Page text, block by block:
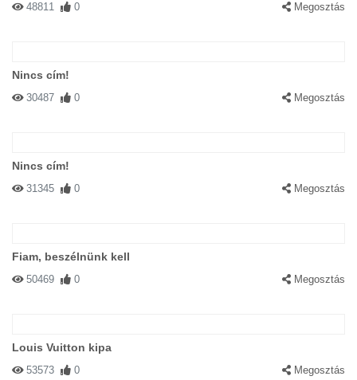
48811 0 Megosztás
Nincs cím!
30487 0 Megosztás
Nincs cím!
31345 0 Megosztás
Fiam, beszélnünk kell
50469 0 Megosztás
Louis Vuitton kipa
53573 0 Megosztás